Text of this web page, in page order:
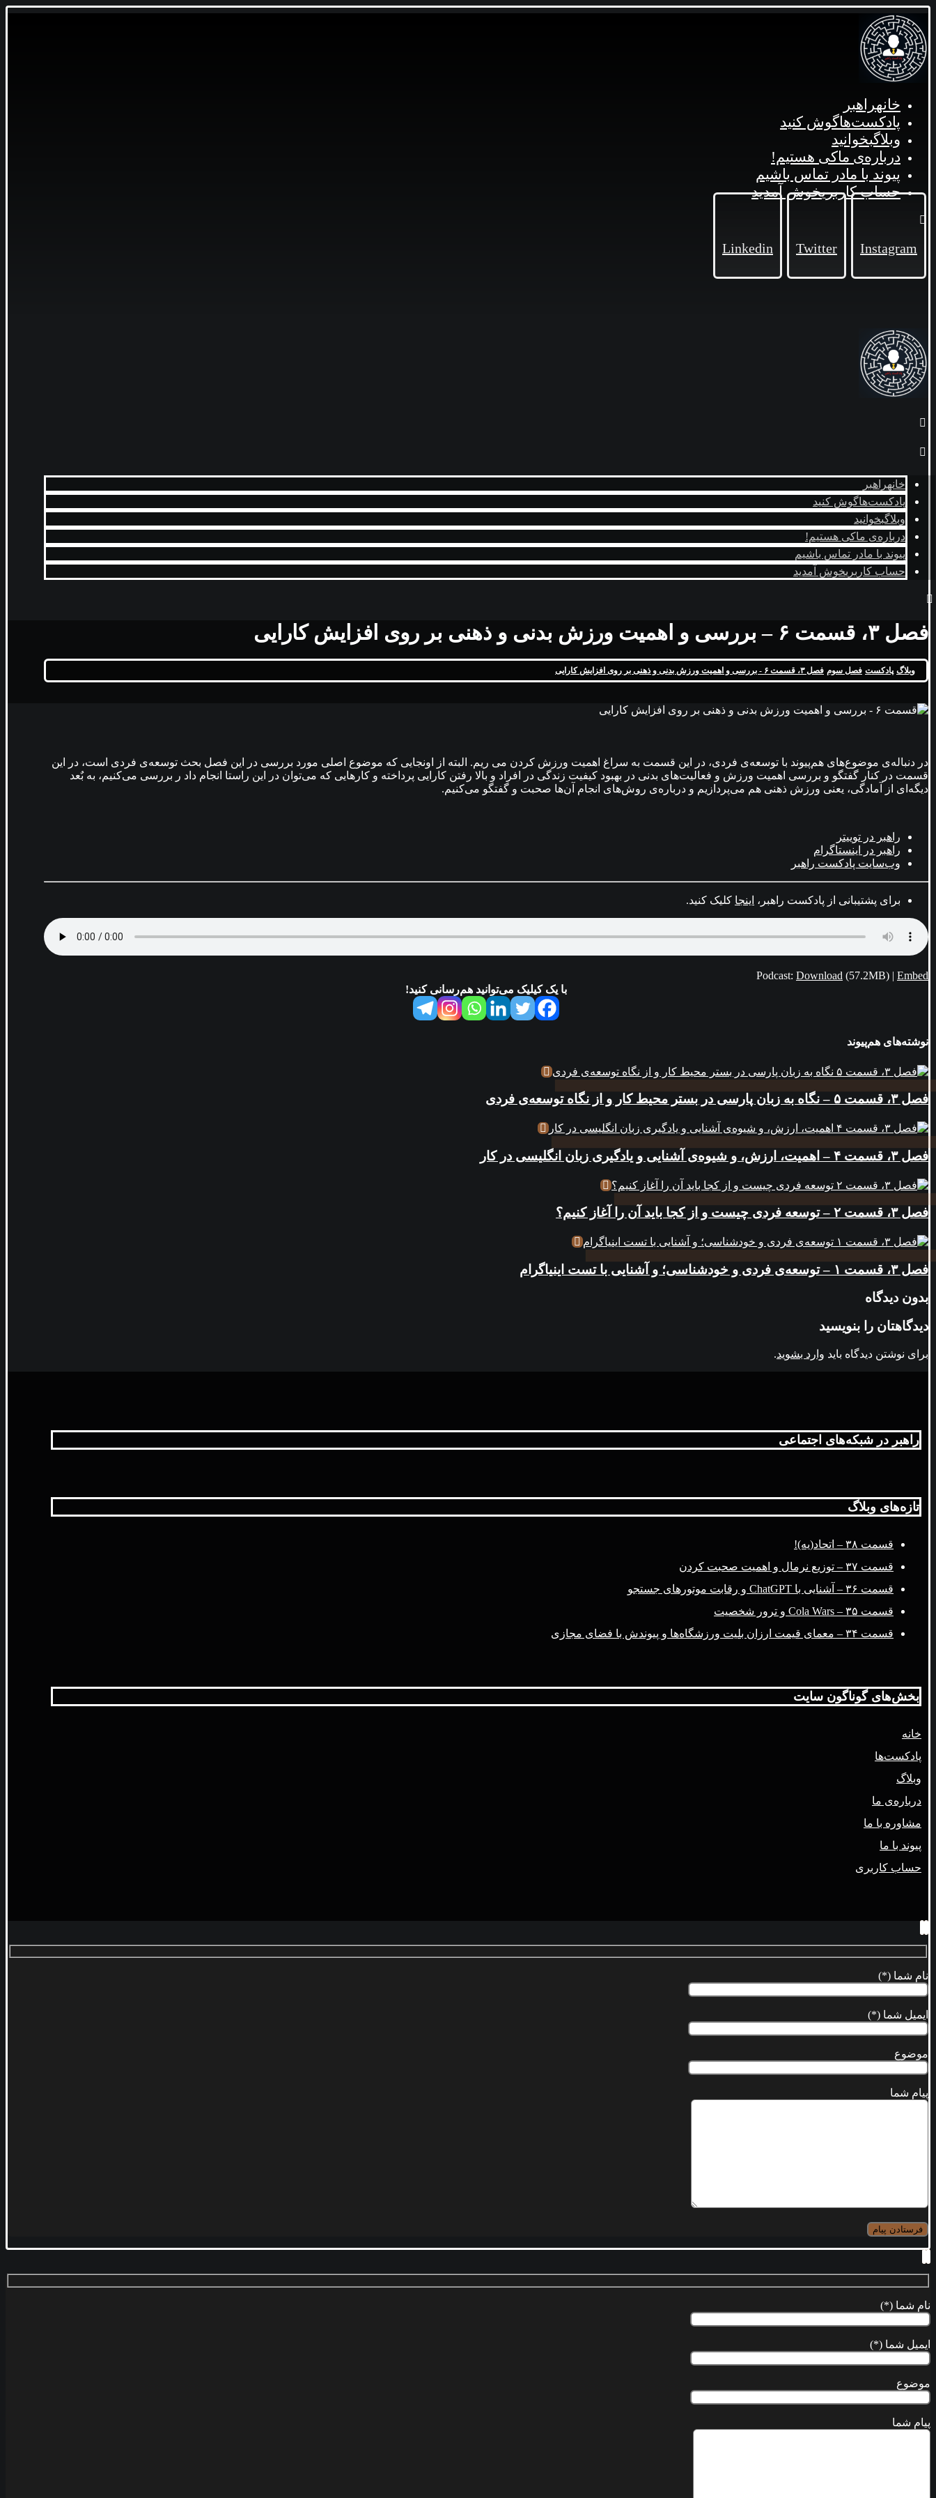
خانهراهبر
پادکست‌هاگوش کنید
وبلاگبخوانید
درباره‌ی ماکی هستیم!
پیوند با مادر تماس باشیم
حساب کاربریخوش آمدید
Linkedin Twitter Instagram
خانهراهبر
پادکست‌هاگوش کنید
وبلاگبخوانید
درباره‌ی ماکی هستیم!
پیوند با مادر تماس باشیم
حساب کاربریخوش آمدید
فصل ۳، قسمت ۶ – بررسی و اهمیت ورزش بدنی و ذهنی بر روی افزایش کارایی
وبلاگ پادکست فصل سوم فصل ۳، قسمت ۶ - بررسی و اهمیت ورزش بدنی و ذهنی بر روی افزایش کارایی
در دنباله‌ی موضوع‌های هم‌پیوند با توسعه‌ی فردی، در این قسمت به سراغ اهمیت ورزش کردن می ریم. البته از اونجایی که موضوع اصلی مورد بررسی در این فصل بحث توسعه‌ی فردی است، در این
قسمت در کنار گفتگو و بررسی اهمیت ورزش‌ و فعالیت‌های بدنی در بهبود کیفیت زندگی در افراد و بالا رفتن کارایی پرداخته و کارهایی که می‌توان در این راستا انجام داد ر بررسی می‌کنیم، به بٌعد
دیگه‌ای از آمادگی، یعنی ورزش ذهنی هم می‌پردازیم و درباره‌ی روش‌های انجام آن‌ها صحبت و گفتگو می‌کنیم.
راهبر در توییتر
راهبر در اینستاگرام
وب‌سایت پادکست راهبر
برای پشتیبانی از پادکست راهبر، اینجا کلیک کنید.
Podcast: Download (57.2MB) | Embed
با یک کیلیک می‌توانید هم‌رسانی کنید!
نوشته‌های هم‌پیوند
فصل ۳، قسمت ۵ – نگاه به زبان پارسی در بستر محیط کار و از نگاه توسعه‌ی فردی
فصل ۳، قسمت ۴ – اهمیت، ارزش، و شیوه‌ی آشنایی و یادگیری زبان انگلیسی در کار
فصل ۳، قسمت ۲ – توسعه فردی چیست و از کجا باید آن را آغاز کنیم؟
فصل ۳، قسمت ۱ – توسعه‌ی فردی و خودشناسی؛ و آشنایی با تست اینیاگرام
بدون دیدگاه
دیدگاهتان را بنویسید
برای نوشتن دیدگاه باید وارد بشوید.
راهبر در شبکه‌های اجتماعی
تازه‌های وبلاگ
قسمت ۳۸ – اتحاد(یه)!
قسمت ۳۷ – توزیع نرمال و اهمیت صحبت کردن
قسمت ۳۶ – آشنایی با ChatGPT و رقابت موتورهای جستجو
قسمت ۳۵ – Cola Wars و ترور شخصیت
قسمت ۳۴ – معمای قیمت ارزان بلیت ورزشگاه‌ها و پیوندش با فضای مجازی
بخش‌های گوناگون سایت
خانه
پادکست‌ها
وبلاگ
درباره‌ی ما
مشاوره با ما
پیوند با ما
حساب کاربری
نام شما (*)
ایمیل شما (*)
موضوع
پیام شما
نام شما (*)
ایمیل شما (*)
موضوع
پیام شما